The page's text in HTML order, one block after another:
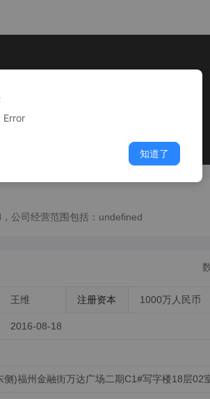
公司经营范围包括：undefined
王维 注册资本 1000万人民币
2016-08-18
)福州金融街万达广场二期C1#写字楼18层02
Error
知道了